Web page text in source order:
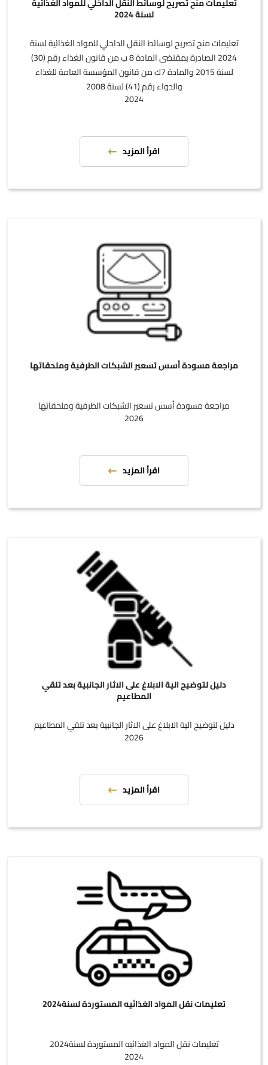
لسنة 2024
تعليمات منح تصريح لوسائط النقل الداخلي للمواد الغذائية لسنة
2024 الصادرة بمقتضى المادة 8 ب من قانون الغذاء رقم (30)
لسنة 2015 والمادة 7ك من قانون المؤسسة العامة للغذاء
والدواء رقم (41) لسنة 2008
2024
اقرأ المزيد
مراجعة مسودة أسس تسعير الشبكات الطرفية وملحقاتها
مراجعة مسودة أسس تسعير الشبكات الطرفية وملحقاتها
2026
اقرأ المزيد
دليل لتوضيح الية الابلاغ على الاثار الجانبية بعد تلقي
المطاعيم
دليل لتوضيح الية الابلاغ على الاثار الجانبية بعد تلقي المطاعيم
2026
اقرأ المزيد
تعليمات نقل المواد الغذائيه المستوردة لسنة2024
تعليمات نقل المواد الغذائيه المستوردة لسنة2024
2024